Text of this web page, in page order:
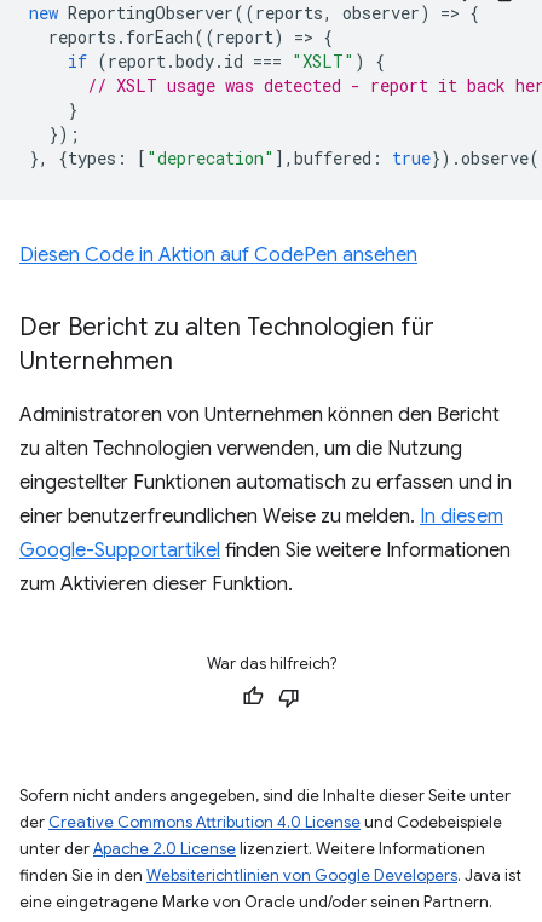
new ReportingObserver((reports, observer) => {
reports . forEach((report) => {
if (report.body. id === "XSLT" )
{
// XSLT usage was detected - report it back
}
});
},
{types : [ "deprecation" ], buffered : true}).observe
Diesen Code in Aktion auf CodePen ansehen
Der Bericht zu alten Technologien für
Unternehmen
Administratoren von Unternehmen können den Bericht
zu alten Technologien verwenden, um die Nutzung
eingestellter Funktionen automatisch zu erfassen und in
einer benutzerfreundlichen Weise zu melden. In diesem
Google-Supportartikel finden Sie weitere Informationen
zum Aktivieren dieser Funktion.
War das hilfreich?
Sofern nicht anders angegeben, sind die Inhalte dieser Seite unter
der Creative Commons Attribution 4.0 Licenseund Codebeispiele
unter derApache 2.0 Licenselizenziert. Weitere Informationen
finden Sie in den Websiterichtlinien von Google Developers. Java ist
eine eingetragene Marke von Oracle und/oder seinen Partnern.